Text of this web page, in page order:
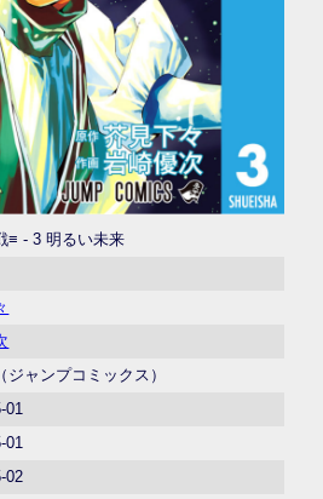
≡ - 3 明るい未来
ジャンプコミックス）
01
01
02